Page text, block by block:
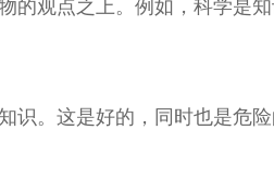
的观点之上。例如，科学是
识。这是好的，同时也是危